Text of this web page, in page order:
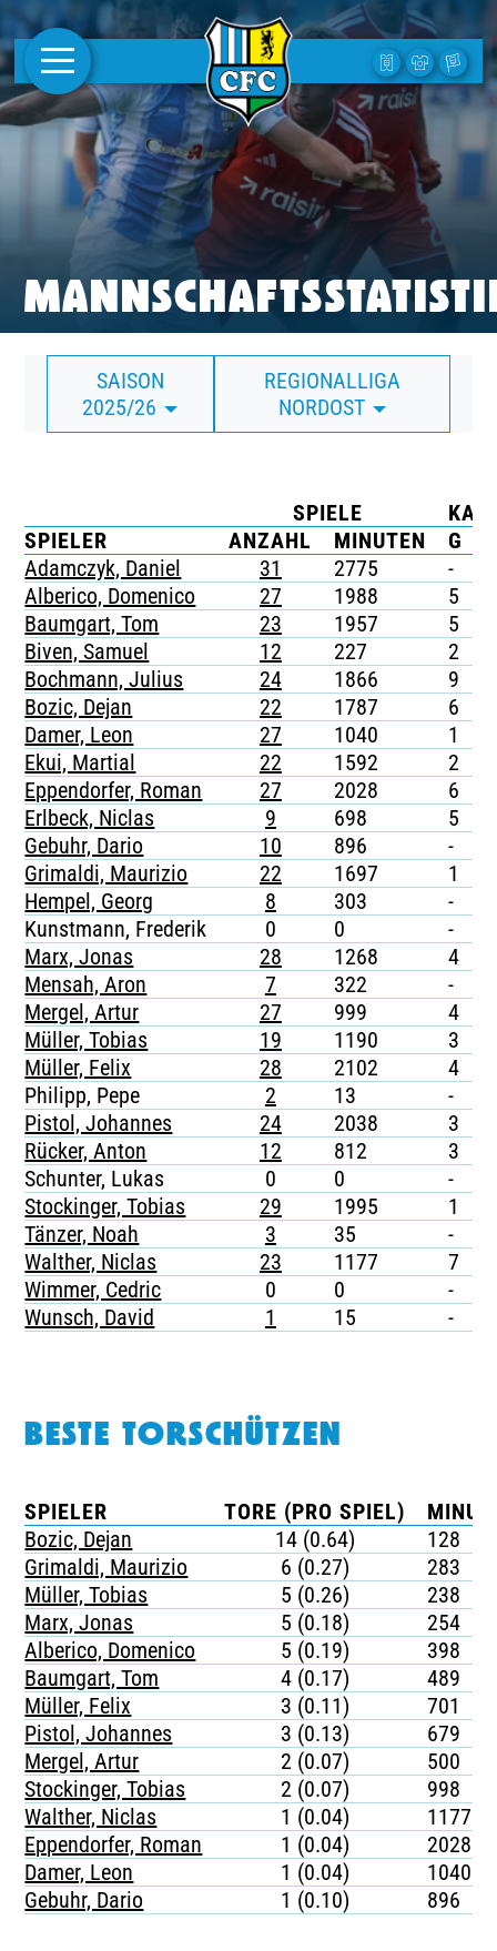
AKTUELLES
1. MANNSCHAFT
FRAUEN
CAMPUS
CLUB
CLUBMITGLIEDSCHAFT
BUSINESS
TICKETING
SAISON
2025/26
REGIONALLIGA
NORDOST
SPIELE
SPIELER
ANZAHL MINUTEN G
Adamczyk, Daniel
31 2775 -
Alberico, Domenico
27 1988 5
Baumgart, Tom
23 1957 5
Biven, Samuel
12 227 2
Bochmann, Julius
24 1866 9
Bozic, Dejan
22 1787 6
Damer, Leon
27 1040 1
Ekui, Martial
22 1592 2
Eppendorfer, Roman
27 2028 6
Erlbeck, Niclas
9 698 5
Gebuhr, Dario
10 896 -
Grimaldi, Maurizio
22 1697 1
Hempel, Georg
8 303 -
Kunstmann, Frederik
0 0 -
Marx, Jonas
28 1268 4
Mensah, Aron
7 322 -
Mergel, Artur
27 999 4
Müller, Tobias
19 1190 3
Müller, Felix
28 2102 4
Philipp, Pepe
2 13 -
Pistol, Johannes
24 2038 3
Rücker, Anton
12 812 3
Schunter, Lukas
0 0 -
Stockinger, Tobias
29 1995 1
Tänzer, Noah
3 35 -
Walther, Niclas
23 1177 7
Wimmer, Cedric
0 0 -
Wunsch, David
1 15 -
BESTE TORSCHÜTZEN
SPIELER TORE (PRO SPIEL)
Bozic, Dejan
14 (0.64)
128
Grimaldi, Maurizio
6 (0.27)
283
Müller, Tobias
5 (0.26)
238
Marx, Jonas
5 (0.18)
254
Alberico, Domenico
5 (0.19)
398
Baumgart, Tom
4 (0.17)
489
Müller, Felix
3 (0.11)
701
Pistol, Johannes
3 (0.13)
679
Mergel, Artur
2 (0.07)
500
Stockinger, Tobias
2 (0.07)
998
Walther, Niclas
1 (0.04)
1177
Eppendorfer, Roman
1 (0.04)
2028
Damer, Leon
1 (0.04)
1040
Gebuhr, Dario
1 (0.10) 896